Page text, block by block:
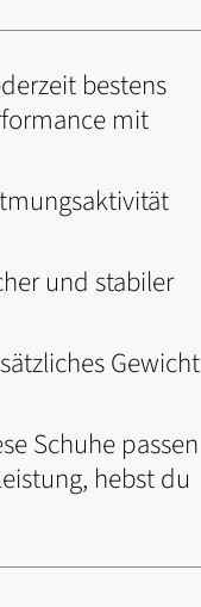
bestens
mit
und stabiler
Gewicht
Schuhe passen
hebst du